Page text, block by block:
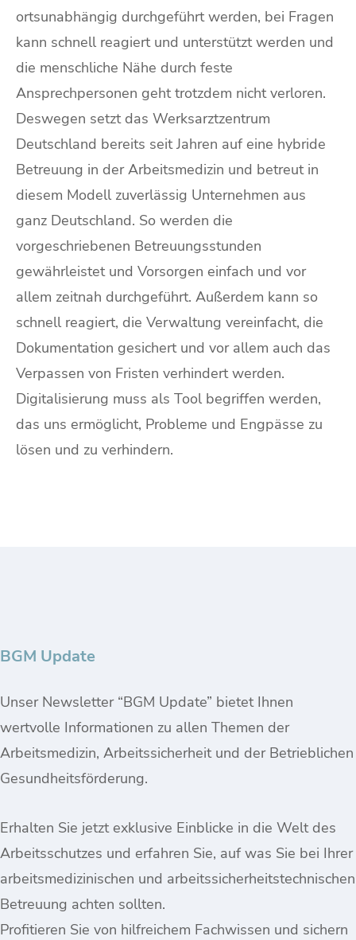
ortsunabhängig durchgeführt werden, bei Fragen
kann schnell reagiert und unterstützt werden und
die menschliche Nähe durch feste
Ansprechpersonen geht trotzdem nicht verloren.
Deswegen setzt das Werksarztzentrum
Deutschland bereits seit Jahren auf eine hybride
Betreuung in der Arbeitsmedizin und betreut in
diesem Modell zuverlässig Unternehmen aus
ganz Deutschland. So werden die
vorgeschriebenen Betreuungsstunden
gewährleistet und Vorsorgen einfach und vor
allem zeitnah durchgeführt. Außerdem kann so
schnell reagiert, die Verwaltung vereinfacht, die
Dokumentation gesichert und vor allem auch das
Verpassen von Fristen verhindert werden.
Digitalisierung muss als Tool begriffen werden,
das uns ermöglicht, Probleme und Engpässe zu
lösen und zu verhindern.
BGM Update
Unser Newsletter “BGM Update” bietet Ihnen
wertvolle Informationen zu allen Themen der
Arbeitsmedizin, Arbeitssicherheit und der Betrieblichen
Gesundheitsförderung.
Erhalten Sie jetzt exklusive Einblicke in die Welt des
Arbeitsschutzes und erfahren Sie, auf was Sie bei Ihrer
arbeitsmedizinischen und arbeitssicherheitstechnischen
Betreuung achten sollten.
Profitieren Sie von hilfreichem Fachwissen und sichern